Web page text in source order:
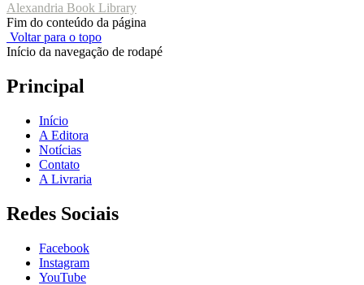
Alexandria Book Library
Fim do conteúdo da página
Voltar para o topo
Início da navegação de rodapé
Principal
Início
A Editora
Notícias
Contato
A Livraria
Redes Sociais
Facebook
Instagram
YouTube